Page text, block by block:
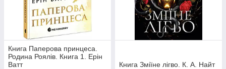
Книга Паперова принцеса.
Родина Роялів. Книга 1. Ерін
Ватт
Книга Зміїне лігво. К. А. Найт